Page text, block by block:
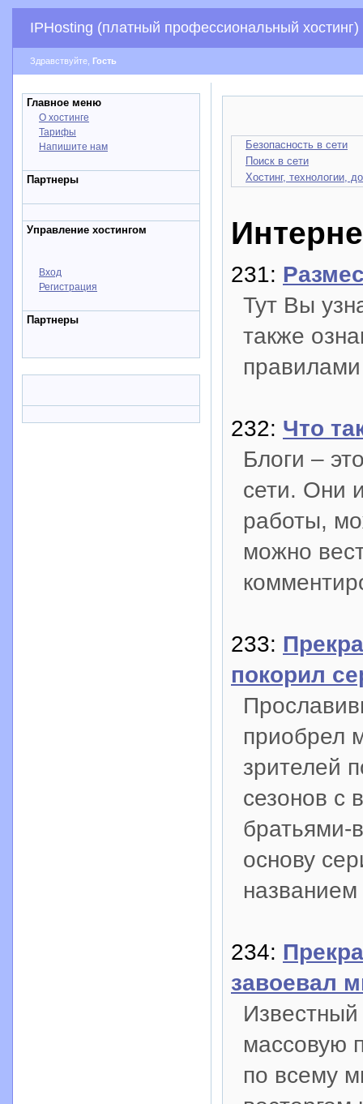
IPHosting (платный профессиональный хостинг)
Здравствуйте, Гость
Главное меню
О хостинге
Тарифы
Напишите нам
Партнеры
Управление хостингом
Вход
Регистрация
Партнеры
Безопасность в сети
Поиск в сети
Хостинг, технологии,
231:
Тут Вы
также
232: Что
Блоги –
сети. Они
работы,
можно
233:
покорил
приобрел
зрителей
сезонов с
основу
234:
завоевал
массовую
по всему